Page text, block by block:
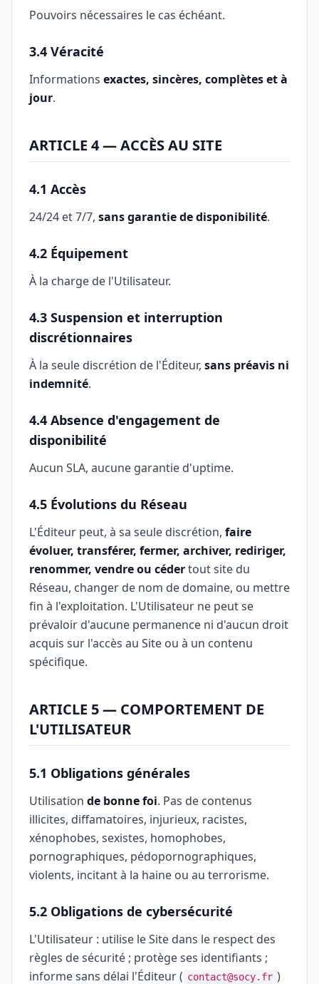
Pouvoirs nécessaires le cas échéant.
3.4 Véracité
Informations exactes, sincères, complètes et à
jour.
ARTICLE 4 — ACCÈS AU SITE
4.1 Accès
24/24 et 7/7, sans garantie de disponibilité.
4.2 Équipement
À la charge de l'Utilisateur.
4.3 Suspension et interruption
discrétionnaires
À la seule discrétion de l'Éditeur, sans préavis ni
indemnité.
4.4 Absence d'engagement de
disponibilité
Aucun SLA, aucune garantie d'uptime.
4.5 Évolutions du Réseau
L'Éditeur peut, à sa seule discrétion, faire
évoluer, transférer, fermer, archiver, rediriger,
renommer, vendre ou cédertout site du
Réseau, changer de nom de domaine, ou mettre
fin à l'exploitation. L'Utilisateur ne peut se
prévaloir d'aucune permanence ni d'aucun droit
acquis sur l'accès au Site ou à un contenu
spécifique.
ARTICLE 5 — COMPORTEMENT DE
L'UTILISATEUR
5.1 Obligations générales
Utilisation de bonne foi. Pas de contenus
illicites, diffamatoires, injurieux, racistes,
xénophobes, sexistes, homophobes,
pornographiques, pédopornographiques,
violents, incitant à la haine ou au terrorisme.
5.2 Obligations de cybersécurité
L'Utilisateur : utilise le Site dans le respect des
règles de sécurité ; protège ses identifiants ;
informe sans délai l'Éditeur ( contact@socy.fr )